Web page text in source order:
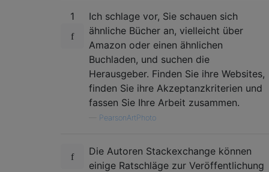
1
Ich schlage vor, Sie schauen sich
ähnliche Bücher an, vielleicht über
Amazon oder einen ähnlichen
Buchladen, und suchen die
Herausgeber. Finden Sie ihre Websites,
finden Sie ihre Akzeptanzkriterien und
fassen Sie Ihre Arbeit zusammen.
PearsonArtPhoto
Die Autoren Stackexchange können
einige Ratschläge zur Veröffentlichung